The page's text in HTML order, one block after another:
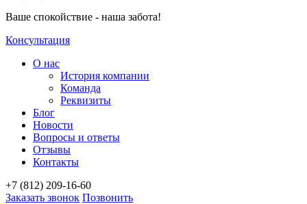
Ваше спокойствие - наша забота!
Консультация
О нас
История компании
Команда
Реквизиты
Блог
Новости
Вопросы и ответы
Отзывы
Контакты
+7 (812) 209-16-60
Заказать звонок Позвонить